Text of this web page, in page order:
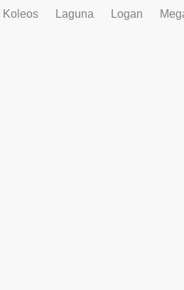
Koleos Laguna Logan